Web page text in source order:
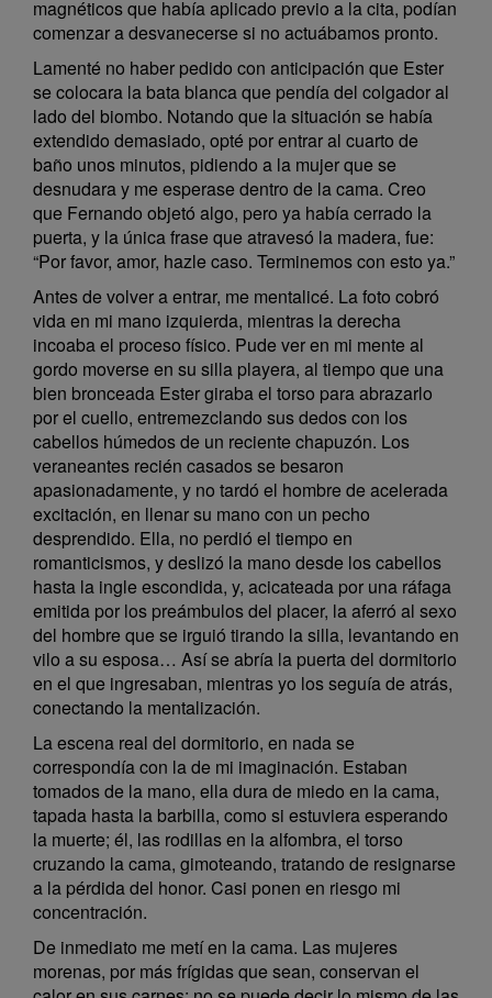
magnéticos que había aplicado previo a la cita, podían
comenzar a desvanecerse si no actuábamos pronto.
Lamenté no haber pedido con anticipación que Ester
se colocara la bata blanca que pendía del colgador al
lado del biombo. Notando que la situación se había
extendido demasiado, opté por entrar al cuarto de
baño unos minutos, pidiendo a la mujer que se
desnudara y me esperase dentro de la cama. Creo
que Fernando objetó algo, pero ya había cerrado la
puerta, y la única frase que atravesó la madera, fue:
“Por favor, amor, hazle caso. Terminemos con esto ya.”
Antes de volver a entrar, me mentalicé. La foto cobró
vida en mi mano izquierda, mientras la derecha
incoaba el proceso físico. Pude ver en mi mente al
gordo moverse en su silla playera, al tiempo que una
bien bronceada Ester giraba el torso para abrazarlo
por el cuello, entremezclando sus dedos con los
cabellos húmedos de un reciente chapuzón. Los
veraneantes recién casados se besaron
apasionadamente, y no tardó el hombre de acelerada
excitación, en llenar su mano con un pecho
desprendido. Ella, no perdió el tiempo en
romanticismos, y deslizó la mano desde los cabellos
hasta la ingle escondida, y, acicateada por una ráfaga
emitida por los preámbulos del placer, la aferró al sexo
del hombre que se irguió tirando la silla, levantando en
vilo a su esposa… Así se abría la puerta del dormitorio
en el que ingresaban, mientras yo los seguía de atrás,
conectando la mentalización.
La escena real del dormitorio, en nada se
correspondía con la de mi imaginación. Estaban
tomados de la mano, ella dura de miedo en la cama,
tapada hasta la barbilla, como si estuviera esperando
la muerte; él, las rodillas en la alfombra, el torso
cruzando la cama, gimoteando, tratando de resignarse
a la pérdida del honor. Casi ponen en riesgo mi
concentración.
De inmediato me metí en la cama. Las mujeres
morenas, por más frígidas que sean, conservan el